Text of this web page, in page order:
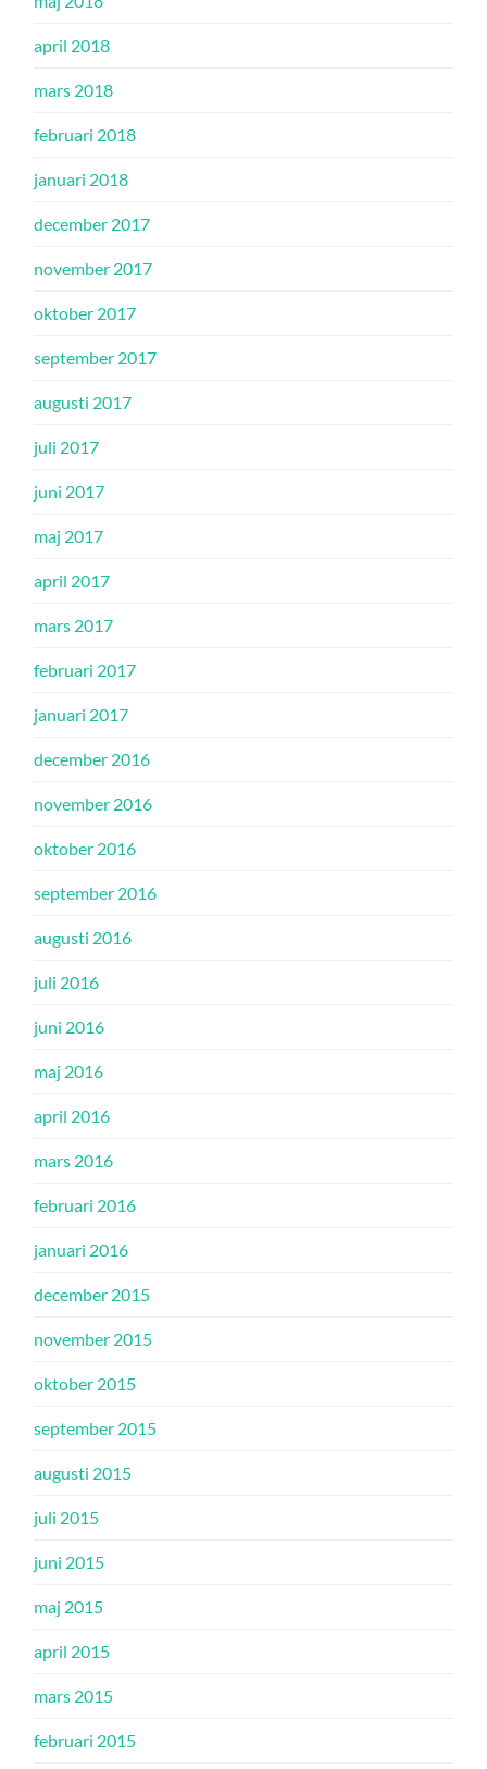
april 2018
mars 2018
februari 2018
januari 2018
december 2017
november 2017
oktober 2017
september 2017
augusti 2017
juli 2017
juni 2017
maj 2017
april 2017
mars 2017
februari 2017
januari 2017
december 2016
november 2016
oktober 2016
september 2016
augusti 2016
juli 2016
juni 2016
maj 2016
april 2016
mars 2016
februari 2016
januari 2016
december 2015
november 2015
oktober 2015
september 2015
augusti 2015
juli 2015
juni 2015
maj 2015
april 2015
mars 2015
februari 2015